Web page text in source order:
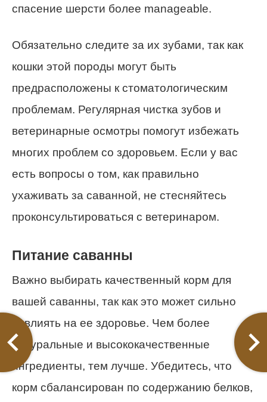
спасение шерсти более manageable.
Обязательно следите за их зубами, так как
кошки этой породы могут быть
предрасположены к стоматологическим
проблемам. Регулярная чистка зубов и
ветеринарные осмотры помогут избежать
многих проблем со здоровьем. Если у вас
есть вопросы о том, как правильно
ухаживать за саванной, не стесняйтесь
проконсультироваться с ветеринаром.
Питание саванны
Важно выбирать качественный корм для
вашей саванны, так как это может сильно
повлиять на ее здоровье. Чем более
натуральные и высококачественные
ингредиенты, тем лучше. Убедитесь, что
корм сбалансирован по содержанию белков,